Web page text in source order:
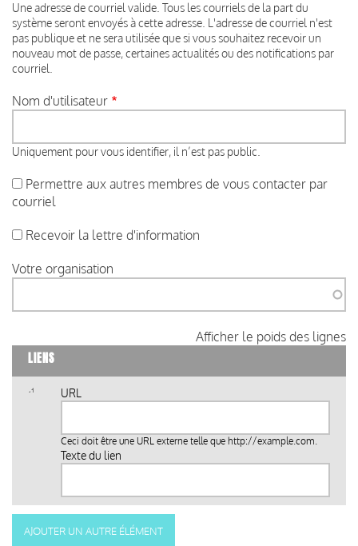
Une adresse de courriel valide. Tous les courriels de la part du
système seront envoyés à cette adresse. L'adresse de courriel n'est
pas publique et ne sera utilisée que si vous souhaitez recevoir un
nouveau mot de passe, certaines actualités ou des notifications par
courriel.
Nom d'utilisateur
Uniquement pour vous identifier, il n’est pas public.
Permettre aux autres membres de vous contacter par
courriel
Recevoir la lettre d'information
Votre organisation
Afficher le poids des lignes
LIENS
URL
Ceci doit être une URL externe telle que http://example.com.
Texte du lien